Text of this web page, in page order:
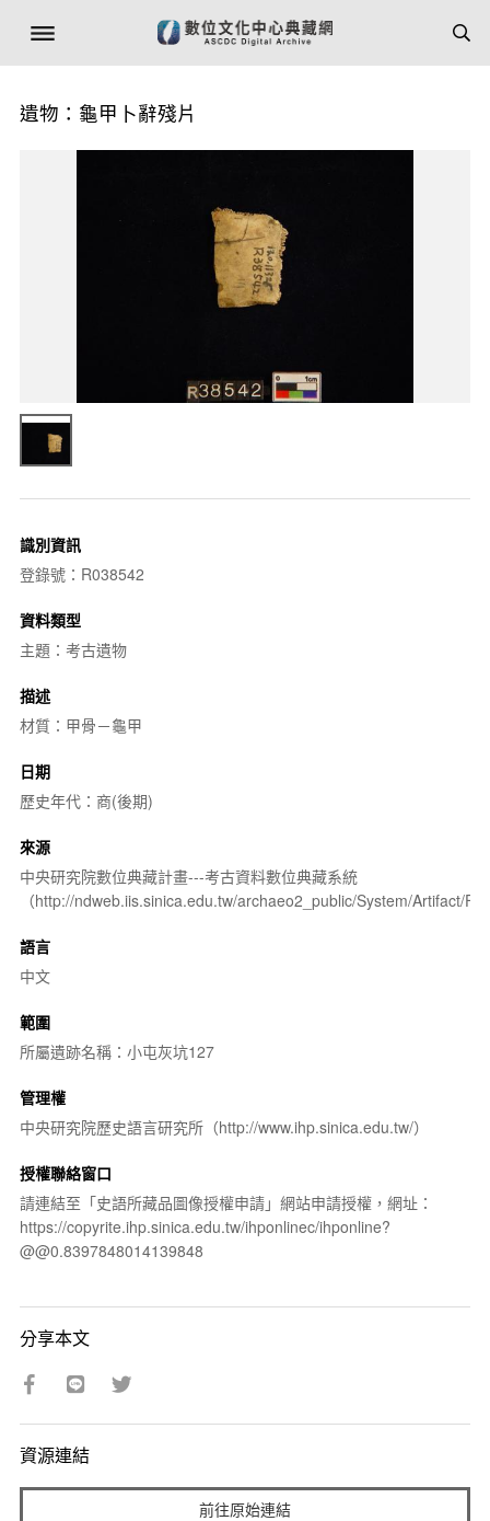
遺物：龜甲卜辭殘片
識別資訊
登錄號：R038542
資料類型
主題：考古遺物
描述
材質：甲骨－龜甲
日期
歷史年代：商(後期)
來源
中央研究院數位典藏計畫---考古資料數位典藏系統
（http://ndweb.iis.sinica.edu.tw/archaeo2_public/System/Artifact/
語言
中文
範圍
所屬遺跡名稱：小屯灰坑127
管理權
中央研究院歷史語言研究所（http://www.ihp.sinica.edu.tw/）
授權聯絡窗口
請連結至「史語所藏品圖像授權申請」網站申請授權，網址：
https://copyrite.ihp.sinica.edu.tw/ihponlinec/ihponline?
@@0.8397848014139848
分享本文
資源連結
前往原始連結